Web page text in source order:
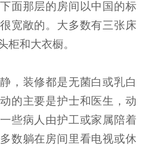
面那层的房间以中国的标
宽敞的。大多数有三张床
柜和大衣橱。
，装修都是无菌白或乳白
的主要是护士和医生，动
些病人由护工或家属陪着
数躺在房间里看电视或休